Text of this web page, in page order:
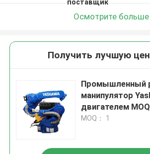
поставщик
Осмотрите больше
Получить лучшую
Промышленный
манипулятор
двигателем
MOQ： 1